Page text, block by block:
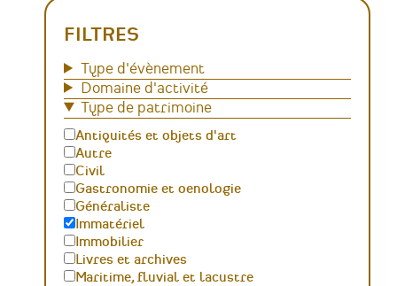
FILTRES
Type d'évènement
Domaine d'activité
Type de patrimoine
Antiquités et objets d'art
Autre
Civil
Gastronomie et oenologie
Généraliste
Immatériel
Immobilier
Livres et archives
Maritime, fluvial et lacustre